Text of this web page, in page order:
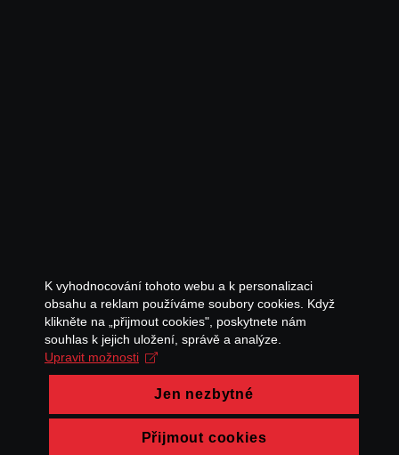
K vyhodnocování tohoto webu a k personalizaci
obsahu a reklam používáme soubory cookies. Když
klikněte na „přijmout cookies", poskytnete nám
souhlas k jejich uložení, správě a analýze.
Upravit možnosti
Jen nezbytné
Přijmout cookies